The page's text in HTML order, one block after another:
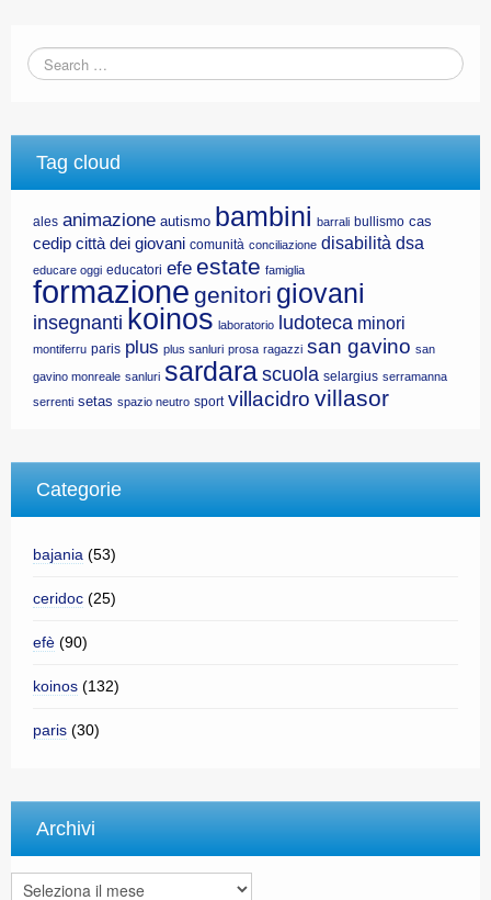
Tag cloud
ales animazione autismo bambini barrali bullismo cas
cedip città dei giovani comunità conciliazione disabilità dsa
educare oggi educatori efe estate famiglia
formazione genitori giovani
insegnanti koinos laboratorio ludoteca minori
montiferru paris plus plus sanluri prosa ragazzi san gavino san
gavino monreale sanluri sardara scuola selargius serramanna
serrenti setas spazio neutro sport villacidro villasor
Categorie
bajania (53)
ceridoc (25)
efè (90)
koinos (132)
paris (30)
Archivi
Archivi